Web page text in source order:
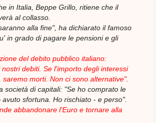
in Italia, Beppe Grillo, ritiene che il
al collasso.
alla fine", ha dichiarato il famoso
in grado di pagare le pensioni e gli
del debito pubblico italiano:
debiti. Se l'importo degli interessi
morti. Non ci sono alternative".
società di capitali: "Se ho comprato le
sfortuna. Ho rischiato - e perso".
abbandonare l'Euro e tornare alla